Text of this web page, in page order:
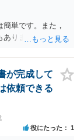
単です。また，
あります。
が完成して
依頼できる
役にたった 1